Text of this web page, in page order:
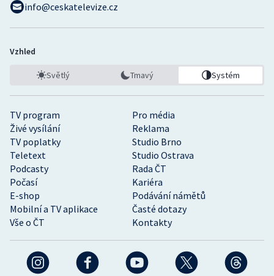
TV program
Pro média
Živé vysílání
Reklama
TV poplatky
Studio Brno
Teletext
Studio Ostrava
Podcasty
Rada ČT
Počasí
Kariéra
E-shop
Podávání námětů
Mobilní a TV aplikace
Časté dotazy
Vše o ČT
Kontakty
info@ceskatelevize.cz
Vzhled
Světlý Tmavý Systém